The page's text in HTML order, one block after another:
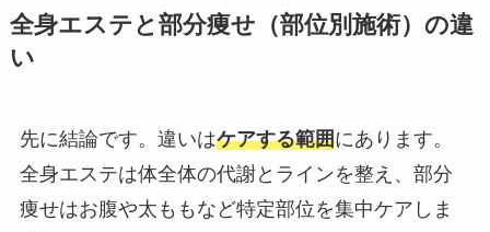
全身エステと部分痩せ（部位別施術）の違
い
先に結論です。違いはケアする範囲にあります。
全身エステは体全体の代謝とラインを整え、部分
痩せはお腹や太ももなど特定部位を集中ケアしま